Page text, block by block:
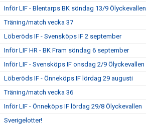
Inför LIF - Blentarps BK söndag 13/9 Ölyckevallen
Träning/match vecka 37
Löberöds IF - Svensköps IF 2 september
Inför LIF HR - BK Fram söndag 6 september
Inför LIF - Svensköps IF onsdag 2/9 Ölyckevallen
Löberöds IF - Önneköps IF lördag 29 augusti
Träning/match vecka 36
Inför LIF - Önneköps IF lördag 29/8 Ölyckevallen
Sverigelotter!